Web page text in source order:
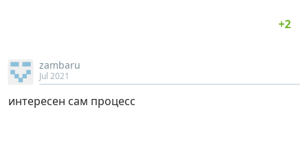
zambaru
Jul 2021
интересен сам процесс